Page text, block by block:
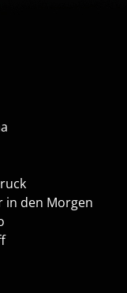
in den Morgen